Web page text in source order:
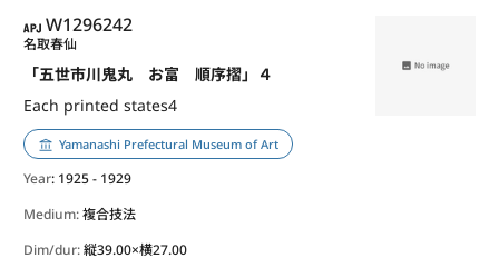
APJ
W1296242
「五世市川鬼丸 お富 順序摺」４
Each printed states4
名取春仙
Yamanashi Prefectural Museum of Art
Year: 1925 - 1929
Medium:複合技法
Dim/dur:縦39.00×横27.00